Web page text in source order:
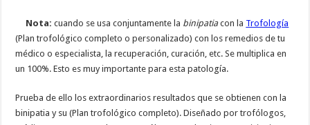
Nota:cuando se usa conjuntamente la binipatiacon la Trofología
(Plan trofológico completo o personalizado) con los remedios de tu
médico o especialista, la recuperación, curación, etc. Se multiplica en
un 100%. Esto es muy importante para esta patología.
Prueba de ello los extraordinarios resultados que se obtienen con la
binipatia y su (Plan trofológico completo). Diseñado por trofólogos,